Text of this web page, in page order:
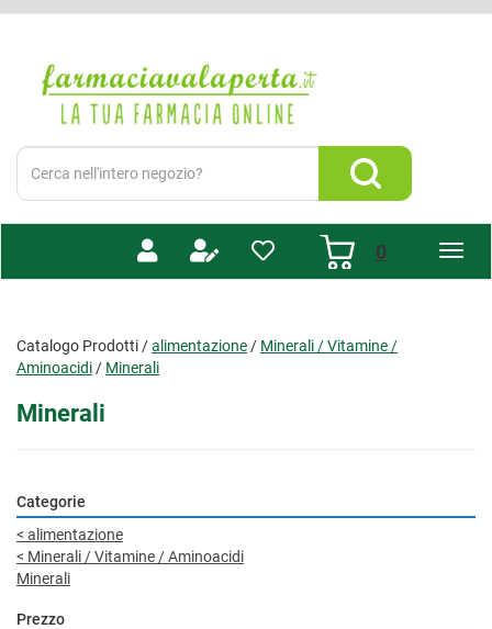
principale
Valaperta
Cerca
Prodotto
Cerca Prodotto
0prodotti
Catalogo Prodotti /alimentazione / Minerali / Vitamine /
Aminoacidi / Minerali
Minerali
Categorie
< alimentazione
< Minerali / Vitamine / Aminoacidi
Minerali
Prezzo